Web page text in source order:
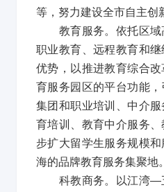
等，努力建设全市自主创
教育服务。依托区域
职业教育、远程教育和
优势，以推进教育综合
育服务园区的平台功能
集团和职业培训、中介
育培训、教育中介服务
步扩大留学生服务规模
海的品牌教育服务集聚地。
科教商务。以江湾—